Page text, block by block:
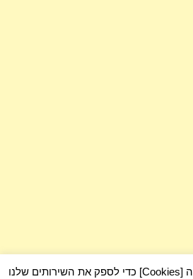
אנו משתמשים בקובצי עוגיה [Cookies] כדי לספק את השירותים שלנו